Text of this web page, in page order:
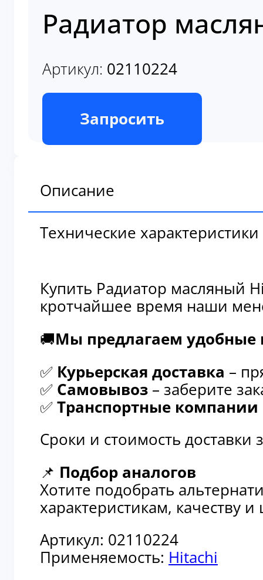
02110224
В наличии
Запросить
Технические характеристики
кротчайшее время наши
🚚Мы предлагаем удобные
✅Курьерская доставка–
✅Самовывоз– заберите
✅Транспортные компании
Сроки и стоимость
📌Подбор аналогов
Хотите подобрать
характеристикам, качеству
Артикул:02110224
Применяемость:Hitachi